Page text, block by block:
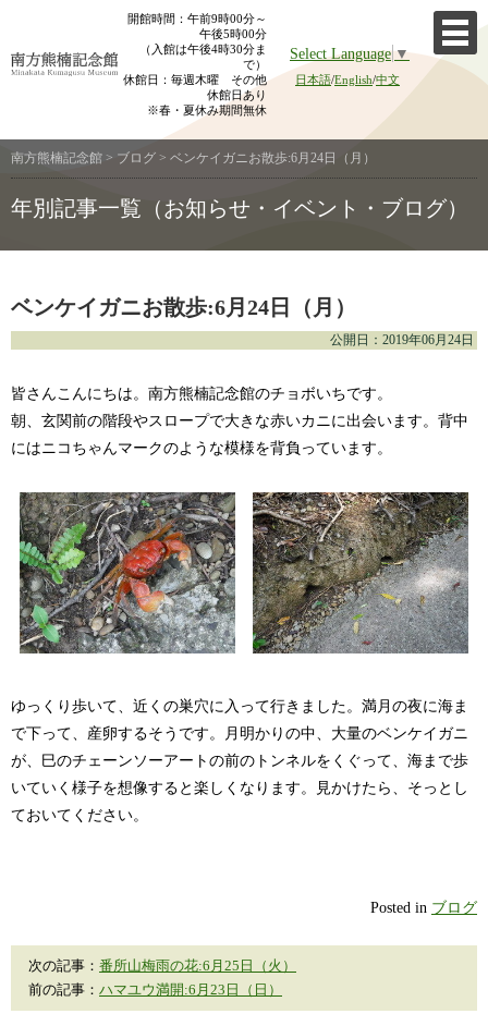
content
開館時間：午前9時00分～
午後5時00分
（入館は午後4時30分ま
で）
休館日：毎週木曜 その他
休館日あり
※春・夏休み期間無休
Select Language▼
日本語/English/中文
南方熊楠記念館 > ブログ > ベンケイガニお散歩:6月24日（月）
年別記事一覧（お知らせ・イベント・ブログ）
ベンケイガニお散歩:6月24日（月）
公開日：2019年06月24日
皆さんこんにちは。南方熊楠記念館のチョボいちです。
朝、玄関前の階段やスロープで大きな赤いカニに出会います。背中
にはニコちゃんマークのような模様を背負っています。
ゆっくり歩いて、近くの巣穴に入って行きました。満月の夜に海ま
で下って、産卵するそうです。月明かりの中、大量のベンケイガニ
が、巳のチェーンソーアートの前のトンネルをくぐって、海まで歩
いていく様子を想像すると楽しくなります。見かけたら、そっとし
ておいてください。
Posted in ブログ
次の記事： 番所山梅雨の花:6月25日（火）
前の記事： ハマユウ満開:6月23日（日）